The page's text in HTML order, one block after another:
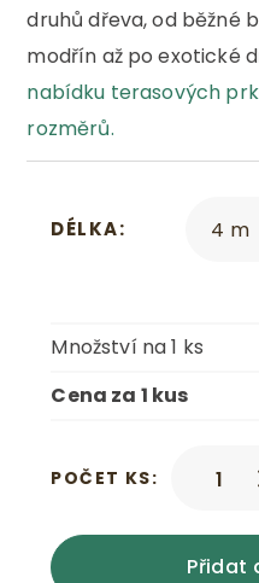
druhů dřeva, od běžné
modřín až po exotické
nabídku terasových
rozměrů.
DÉLKA
Množství na 1 ks
Cena za 1 kus
POČET KS:
Přidat